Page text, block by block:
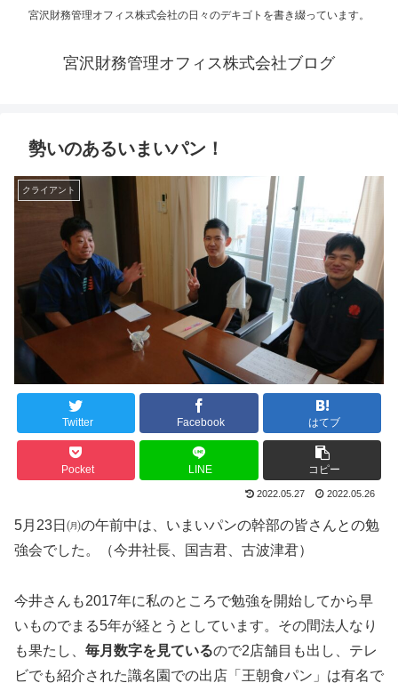
宮沢財務管理オフィス株式会社の日々のデキゴトを書き綴っています。
宮沢財務管理オフィス株式会社ブログ
勢いのあるいまいパン！
クライアント
Twitter Facebook はてブ
Pocket LINE コピー
2022.05.27 2022.05.26
5月23日㈪の午前中は、いまいパンの幹部の皆さんとの勉
強会でした。（今井社長、国吉君、古波津君）
今井さんも2017年に私のところで勉強を開始してから早
いものでまる5年が経とうとしています。その間法人なり
も果たし、 毎月数字を見ているので2店舗目も出し、テレ
ビでも紹介された識名園での出店「王朝食パン」は有名で